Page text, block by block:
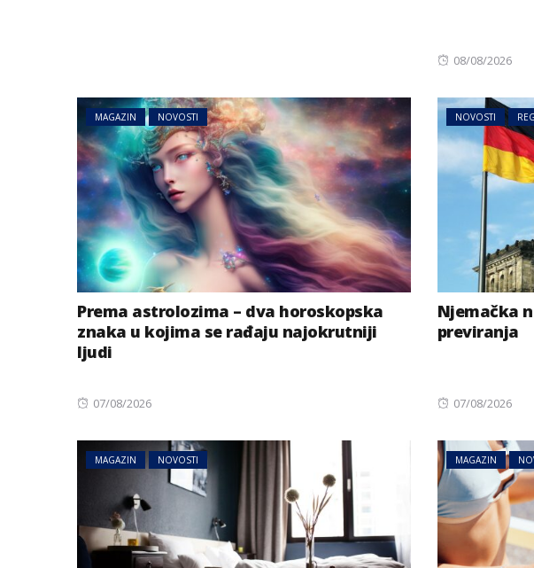
Posted
08/08/2026
MAGAZIN NOVOSTI
Prema astrolozima – dva horoskopska
znaka u kojima se rađaju najokrutniji
ljudi
Posted
07/08/2026
NOVOSTI
Njemačka
previranja
Posted
07/08/2026
MAGAZIN NOVOSTI MAGAZIN